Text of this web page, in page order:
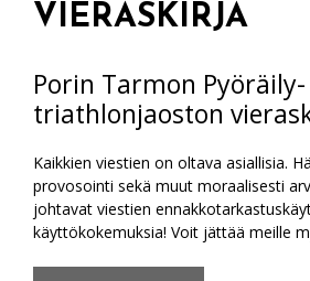
VIERASKIRJA
Porin Tarmon Pyöräily-
triathlonjaoston
Kaikkien viestien on oltava asiallisia.
provosointi sekä muut moraalisesti
johtavat viestien
käyttökokemuksia! Voit jättää meille